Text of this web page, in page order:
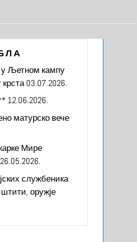
у Љетном кампу
03.07.2026.
12.06.2026.
матурско вече
Мире
26.05.2026.
службеника
оружје